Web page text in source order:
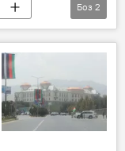
Боз 2